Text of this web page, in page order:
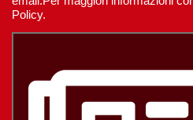
Policy.